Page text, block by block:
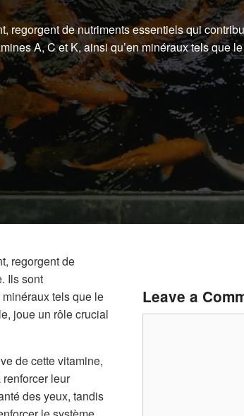
regorgent de nutriments essentiels qui
A, C et K, ainsi qu’en minéraux tels que
regorgent de
Ils sont
tels que le
joue un rôle crucial
de cette vitamine,
leur
des yeux, tandis
Leave a